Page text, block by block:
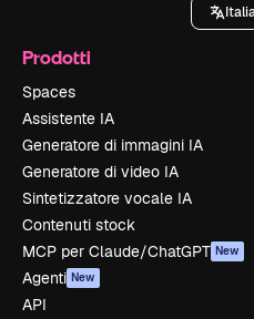
Prodotti
Spaces
Assistente IA
Generatore di immagini IA
Generatore di video IA
Sintetizzatore vocale IA
Contenuti stock
MCP per Claude/ChatGPT New
Agenti New
API